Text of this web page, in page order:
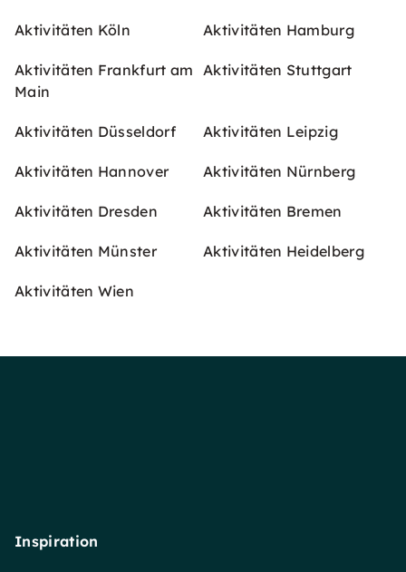
Aktivitäten Köln Aktivitäten Hamburg
Aktivitäten Frankfurt am
Main
Aktivitäten Stuttgart
Aktivitäten Düsseldorf Aktivitäten Leipzig
Aktivitäten Hannover Aktivitäten Nürnberg
Aktivitäten Dresden Aktivitäten Bremen
Aktivitäten Münster Aktivitäten Heidelberg
Aktivitäten Wien
Inspiration